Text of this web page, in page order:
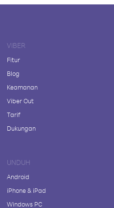
VIBER
Fitur
Blog
Keamanan
Viber Out
Tarif
Dukungan
UNDUH
Android
iPhone & iPad
Windows PC